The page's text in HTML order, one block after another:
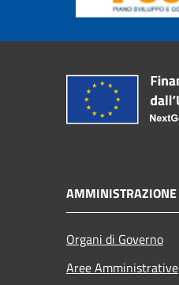
AMMINISTRAZIONE
Organi di Governo
Aree Amministrative